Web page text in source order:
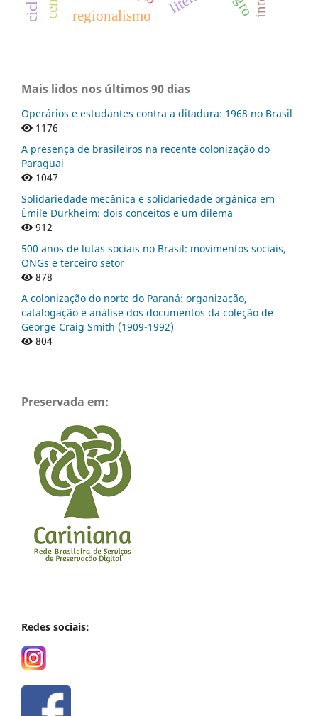
regionalismo
Mais lidos nos últimos 90 dias
Operários e estudantes contra a ditadura: 1968 no Brasil
1176
A presença de brasileiros na recente colonização do
Paraguai
1047
Solidariedade mecânica e solidariedade orgânica em
Émile Durkheim: dois conceitos e um dilema
912
500 anos de lutas sociais no Brasil: movimentos sociais,
ONGs e terceiro setor
878
A colonização do norte do Paraná: organização,
catalogação e análise dos documentos da coleção de
George Craig Smith (1909-1992)
804
Preservada em:
Redes sociais: